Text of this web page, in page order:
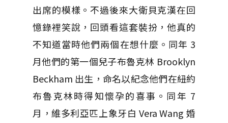
出席的模樣。不過後來大衛貝克漢在回
憶錄裡笑說，回頭看這套裝扮，他真的
不知道當時他們兩個在想什麼。同年 3
月他們的第一個兒子布魯克林 Brooklyn
Beckham 出生，命名以紀念他們在紐約
布魯克林時得知懷孕的喜事。同年 7
月，維多利亞匹上象牙白 Vera Wang 婚